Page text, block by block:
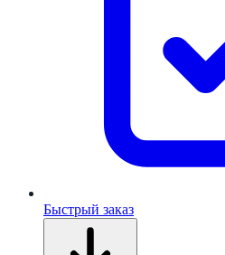
Быстрый заказ